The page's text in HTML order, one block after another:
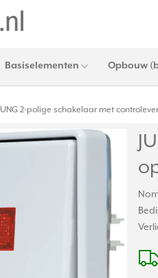
Basiselementen Opbouw
JUNG 2-polige schakelaar met